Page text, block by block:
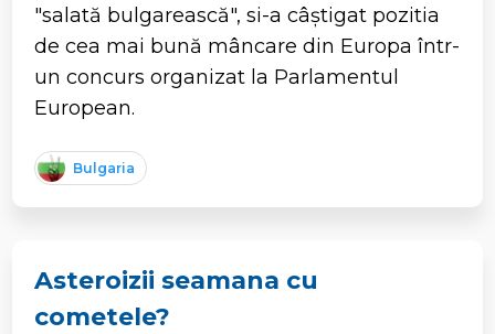
"salată bulgarească", si-a câștigat pozitia
de cea mai bună mâncare din Europa într-
un concurs organizat la Parlamentul
European.
Bulgaria
Asteroizii seamana cu
cometele?